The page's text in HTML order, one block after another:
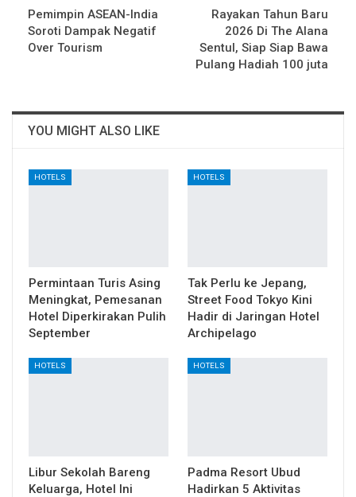
Pemimpin ASEAN-India
Soroti Dampak Negatif
Over Tourism
Rayakan Tahun Baru
2026 Di The Alana
Sentul, Siap Siap Bawa
Pulang Hadiah 100 juta
YOU MIGHT ALSO LIKE
HOTELS
Permintaan Turis Asing
Meningkat, Pemesanan
Hotel Diperkirakan Pulih
September
HOTELS
Tak Perlu ke Jepang,
Street Food Tokyo Kini
Hadir di Jaringan Hotel
Archipelago
HOTELS
Libur Sekolah Bareng
Keluarga, Hotel Ini
HOTELS
Padma Resort Ubud
Hadirkan 5 Aktivitas